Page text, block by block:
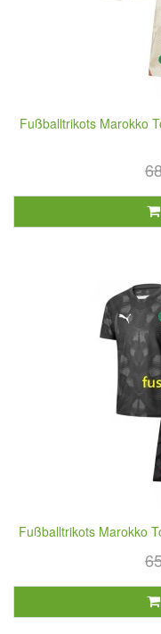
Fußballtrikots Marokko
Fußballtrikots Marokko